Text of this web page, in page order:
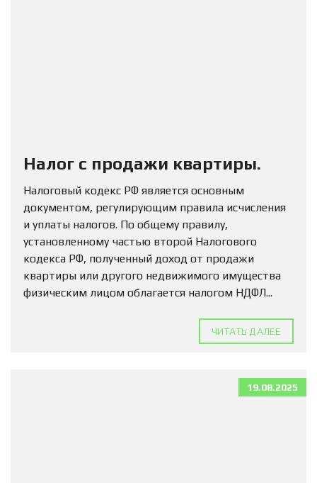
Налог с продажи квартиры.
Налоговый кодекс РФ является основным
документом, регулирующим правила исчисления
и уплаты налогов. По общему правилу,
установленному частью второй Налогового
кодекса РФ, полученный доход от продажи
квартиры или другого недвижимого имущества
физическим лицом облагается налогом НДФЛ...
ЧИТАТЬ ДАЛЕЕ
19.08.2025